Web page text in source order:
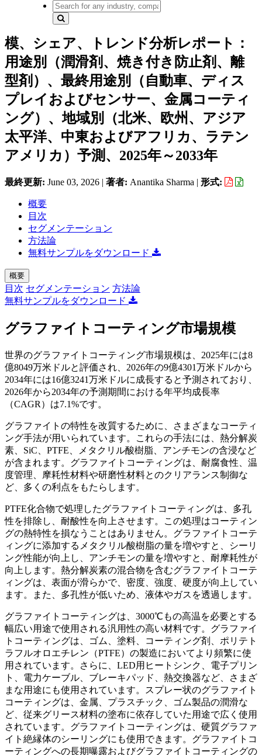
模、シェア、トレンド分析レポート：
用途別（潤滑剤、焼き付き防止剤、離
型剤）、最終用途別（自動車、ディス
プレイおよびセンサー、金属コーティ
ング）、地域別（北米、欧州、アジア
太平洋、中東およびアフリカ、ラテン
アメリカ）予測、2025年～2033年
最終更新: June 03, 2026 | 著者: Anantika Sharma | 形式:
概要
目次
セグメンテーション
方法論
無料サンプルをダウンロード
概要
目次 セグメンテーション 方法論
無料サンプルをダウンロード
グラファイトコーティング市場規模
世界のグラファイトコーティング市場規模は、2025年には8
億8049万米ドルと評価され、2026年の9億4301万米ドルから
2034年には16億3241万米ドルに成長すると予測されており、
2026年から2034年の予測期間における年平均成長率
（CAGR）は7.1%です。
グラファイトの特性を改質するために、さまざまなコーティ
ング手法が用いられています。これらの手法には、熱分解炭
素、SiC、PTFE、メタクリル酸樹脂、アンチモンの含浸など
が含まれます。グラファイトコーティングは、耐腐食性、温
度管理、摩耗性材料や研磨性材料とのクリアランス制御な
ど、多くの利点をもたらします。
PTFE化合物で処理したグラファイトコーティングは、多孔
性を排除し、耐酸性を向上させます。この処理はコーティン
グの熱特性を損なうことはありません。グラファイトコーテ
ィングに添加するメタクリル酸樹脂の量を増やすと、シーリ
ング性能が向上し、アンチモンの量を増やすと、耐摩耗性が
向上します。熱分解炭素の混合物を含むグラファイトコーテ
ィングは、表面が滑らかで、密度、強度、硬度が向上してい
ます。また、多孔性が低いため、液体やガスを透過します。
グラファイトコーティングは、3000℃もの高温を必要とする
幅広い用途で使用される汎用性の高い材料です。グラファイ
トコーティングは、ゴム、塗料、コーティング剤、ポリテト
ラフルオロエチレン（PTFE）の製造においてより頻繁に使
用されています。さらに、LED用ヒートシンク、電子プリン
ト、電力ケーブル、ブレーキパッド、熱交換器など、さまざ
まな用途にも使用されています。スプレー状のグラファイト
コーティングは、金属、プラスチック、ゴム製品の潤滑な
ど、従来グリース材料の塗布に依存していた用途で広く使用
されています。グラファイトコーティングは、硬質グラファ
イト絶縁体のシーリングにも使用できます。グラファイトコ
ーティングへの長期曝露およびグラファイトコーティングの